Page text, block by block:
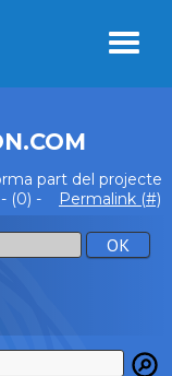
part del projecte
(0) - Permalink (#)